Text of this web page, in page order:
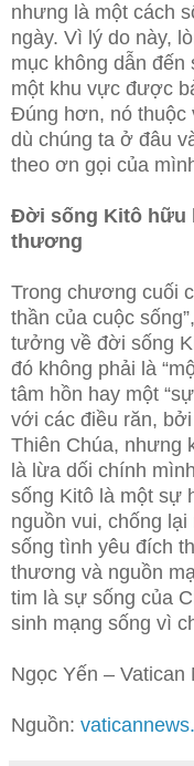
nhưng là một cách
ngày. Vì lý do này,
mục không dẫn
một khu vực được
Đúng hơn, nó thuộc
dù chúng ta ở đâu
theo ơn gọi của
Đời sống Kitô hữu
thương
Trong chương cuối
thần của cuộc
tưởng về đời sống
đó không phải là
tâm hồn hay một
với các điều răn,
Thiên Chúa, nhưng
là lừa dối chính
sống Kitô là một sự
nguồn vui, chống
sống tình yêu đích
thương và nguồn
tim là sự sống của
sinh mạng sống vì
Ngọc Yến – Vatican
Nguồn: